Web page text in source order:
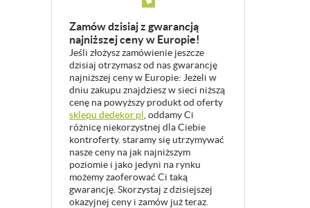
Zamów dzisiaj z gwarancją
najniższej ceny w Europie!
Jeśli złożysz zamówienie jeszcze
dzisiaj otrzymasz od nas gwarancję
najniższej ceny w Europie: Jeżeli w
dniu zakupu znajdziesz w sieci niższą
cenę na powyższy produkt od oferty
sklepu dedekor.pl , oddamy Ci
różnicę niekorzystnej dla Ciebie
kontroferty. staramy się utrzymywać
nasze ceny na jak najniższym
poziomie i jako jedyni na rynku
możemy zaoferować Ci taką
gwarancję. Skorzystaj z dzisiejszej
okazyjnej ceny i zamów już teraz.